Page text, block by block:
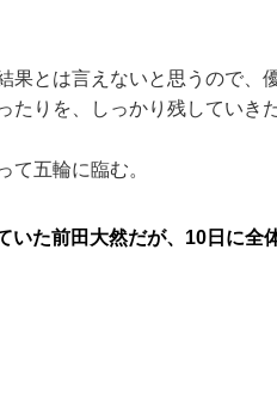
果とは言えないと思うので、
りを、しっかり残していきた
五輪に臨む。
いた前田大然だが、10日に